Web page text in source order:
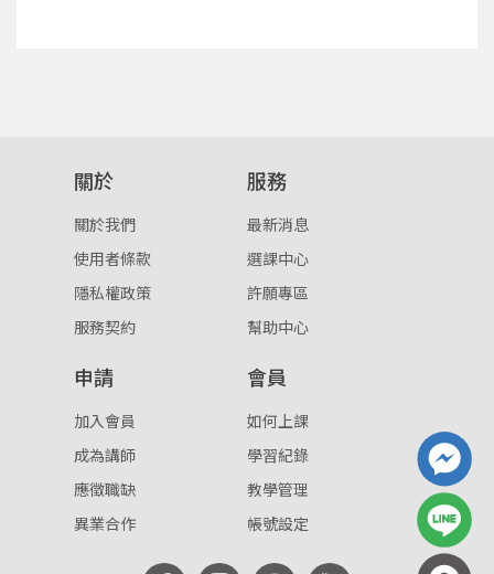
註冊
。
關於
關於我們
使用者條款
隱私權政策
服務契約
服務
最新消息
選課中心
許願專區
幫助中心
申請
加入會員
成為講師
應徵職缺
異業合作
會員
如何上課
學習紀錄
教學管理
帳號設定